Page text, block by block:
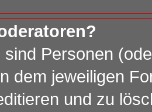
sind Personen
dem jeweiligen
und zu